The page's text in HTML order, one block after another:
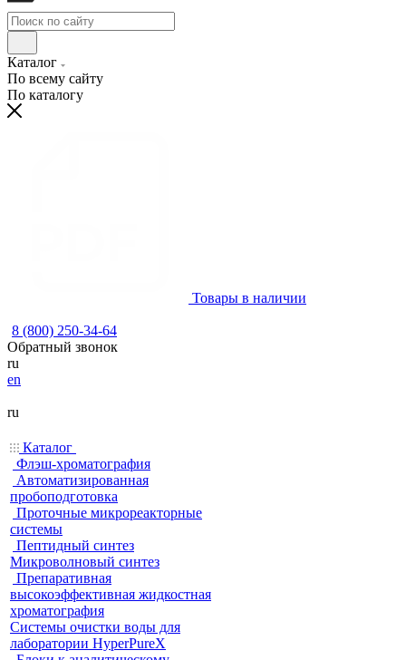
Каталог
По всему сайту
По каталогу
Товары в наличии
8 (800) 250-34-64
Обратный звонок
ru
en
ru
Каталог
Флэш-хроматография
Автоматизированная
пробоподготовка
Проточные микрореакторные
системы
Пептидный синтез
Микроволновый синтез
Препаративная
высокоэффективная жидкостная
хроматография
Системы очистки воды для
лаборатории HyperPureX